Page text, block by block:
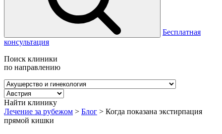
Бесплатная
консультация
Поиск клиники
по направлению
Найти клинику
Лечение за рубежом > Блог > Когда показана экстирпация
прямой кишки